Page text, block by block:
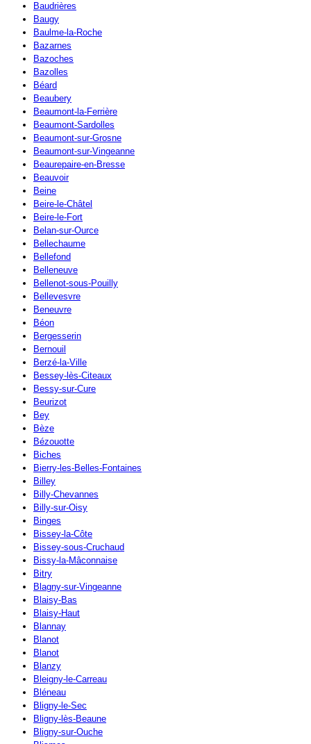
Baudrières
Baugy
Baulme-la-Roche
Bazarnes
Bazoches
Bazolles
Béard
Beaubery
Beaumont-la-Ferrière
Beaumont-Sardolles
Beaumont-sur-Grosne
Beaumont-sur-Vingeanne
Beaurepaire-en-Bresse
Beauvoir
Beine
Beire-le-Châtel
Beire-le-Fort
Belan-sur-Ource
Bellechaume
Bellefond
Belleneuve
Bellenot-sous-Pouilly
Bellevesvre
Beneuvre
Béon
Bergesserin
Bernouil
Berzé-la-Ville
Bessey-lès-Citeaux
Bessy-sur-Cure
Beurizot
Bey
Bèze
Bézouotte
Biches
Bierry-les-Belles-Fontaines
Billey
Billy-Chevannes
Billy-sur-Oisy
Binges
Bissey-la-Côte
Bissey-sous-Cruchaud
Bissy-la-Mâconnaise
Bitry
Blagny-sur-Vingeanne
Blaisy-Bas
Blaisy-Haut
Blannay
Blanot
Blanot
Blanzy
Bleigny-le-Carreau
Bléneau
Bligny-le-Sec
Bligny-lès-Beaune
Bligny-sur-Ouche